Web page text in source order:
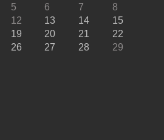
5 6 7
8
12 13 14
15
19 20 21
22
26 27 28
29